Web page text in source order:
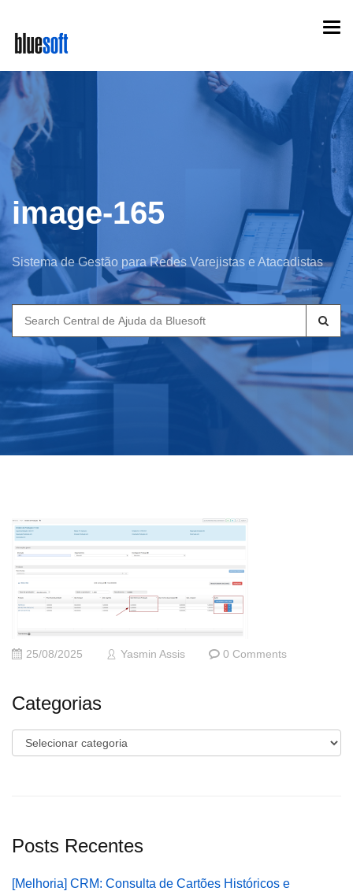
main
content
image-165
Sistema de Gestão para Redes Varejistas e Atacadistas
Search
for:
25/08/2025 Yasmin Assis 0 Comments
Categorias
Categorias
Posts Recentes
[Melhoria] CRM: Consulta de Cartões Históricos e